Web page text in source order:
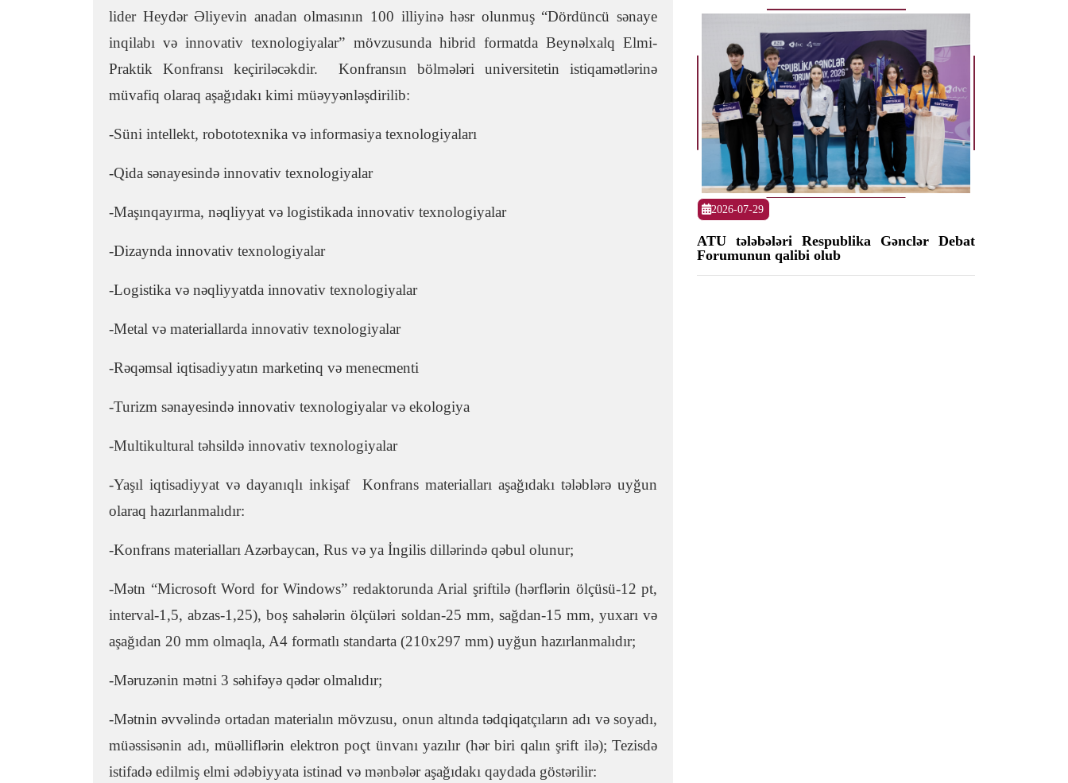
lider Heydər Əliyevin anadan olmasının 100 illiyinə həsr olunmuş “Dördüncü sənaye
inqilabı və innovativ texnologiyalar” mövzusunda hibrid formatda Beynəlxalq Elmi-
Praktik Konfransı keçiriləcəkdir. Konfransın bölmələri universitetin istiqamətlərinə
müvafiq olaraq aşağıdakı kimi müəyyənləşdirilib:
-Süni intellekt, robototexnika və informasiya texnologiyaları
-Qida sənayesində innovativ texnologiyalar
-Maşınqayırma, nəqliyyat və logistikada innovativ texnologiyalar
-Dizaynda innovativ texnologiyalar
-Logistika və nəqliyyatda innovativ texnologiyalar
-Metal və materiallarda innovativ texnologiyalar
-Rəqəmsal iqtisadiyyatın marketinq və menecmenti
-Turizm sənayesində innovativ texnologiyalar və ekologiya
-Multikultural təhsildə innovativ texnologiyalar
-Yaşıl iqtisadiyyat və dayanıqlı inkişaf Konfrans materialları aşağıdakı tələblərə uyğun
olaraq hazırlanmalıdır:
-Konfrans materialları Azərbaycan, Rus və ya İngilis dillərində qəbul olunur;
-Mətn “Microsoft Word for Windows” redaktorunda Arial şriftilə (hərflərin ölçüsü-12 pt,
interval-1,5, abzas-1,25), boş sahələrin ölçüləri soldan-25 mm, sağdan-15 mm, yuxarı və
aşağıdan 20 mm olmaqla, A4 formatlı standarta (210x297 mm) uyğun hazırlanmalıdır;
-Məruzənin mətni 3 səhifəyə qədər olmalıdır;
-Mətnin əvvəlində ortadan materialın mövzusu, onun altında tədqiqatçıların adı və soyadı,
müəssisənin adı, müəlliflərin elektron poçt ünvanı yazılır (hər biri qalın şrift ilə); Tezisdə
istifadə edilmiş elmi ədəbiyyata istinad və mənbələr aşağıdakı qaydada göstərilir:
2026-07-29
ATU tələbələri Respublika Gənclər Debat
Forumunun qalibi olub